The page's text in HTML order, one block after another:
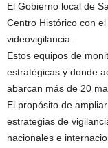
El Gobierno local de
Centro Histórico con
videovigilancia.
Estos equipos de
estratégicas y donde
abarcan más de 20
El propósito de
estrategias de
nacionales e